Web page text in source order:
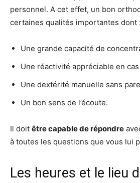
personnel. A cet effet, un bon
certaines qualités importantes dont :
Une grande capacité de
Une réactivité appréciable en cas
Une dextérité manuelle sans
Un bon sens de l’écoute.
Il doit être capable de répondre
à toutes les questions que vous lui
Les heures et le lieu